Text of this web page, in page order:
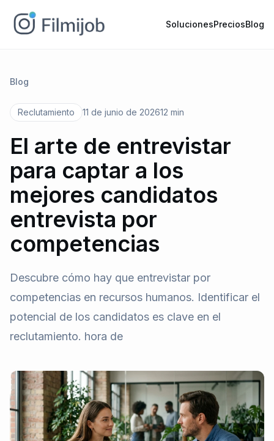
SolucionesPreciosBlog
Blog
Reclutamiento 11 de junio de 202612 min
El arte de entrevistar
para captar a los
mejores candidatos
entrevista por
competencias
Descubre cómo hay que entrevistar por
competencias en recursos humanos. Identificar el
potencial de los candidatos es clave en el
reclutamiento. hora de